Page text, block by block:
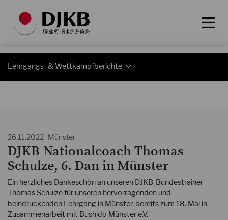
Lehrgangs- & Wettkampfberichte
26.11.2022 Münster
DJKB-Nationalcoach Thomas
Schulze, 6. Dan in Münster
Ein herzliches Dankeschön an unseren DJKB-Bundestrainer
Thomas Schulze für unseren hervorragenden und
beindruckenden Lehrgang in Münster, bereits zum 18. Mal in
Zusammenarbeit mit Bushido Münster e.V.